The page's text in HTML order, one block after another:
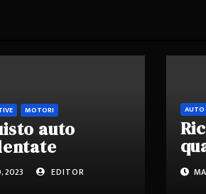
MOTORI
auto
2023 EDITOR
AUTO